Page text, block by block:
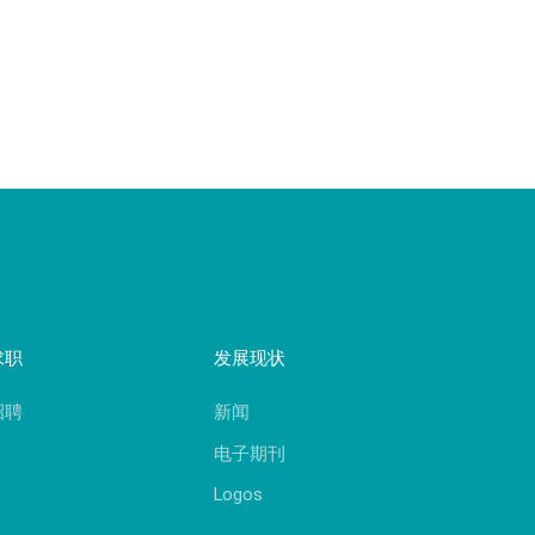
职
聘
发展现状
新闻
电子期刊
Logos